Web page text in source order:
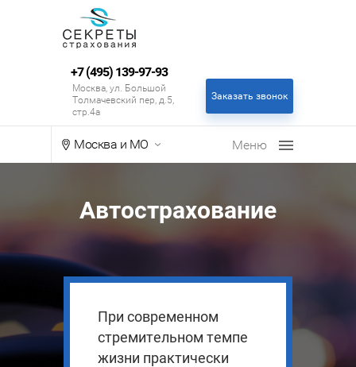
Москва и МО
+7 (495) 139-97-93
Москва, ул. Большой
Толмачевский пер, д.5,
стр.4а
Заказать звонок
Автострахование
При современном
стремительном темпе
жизни практически